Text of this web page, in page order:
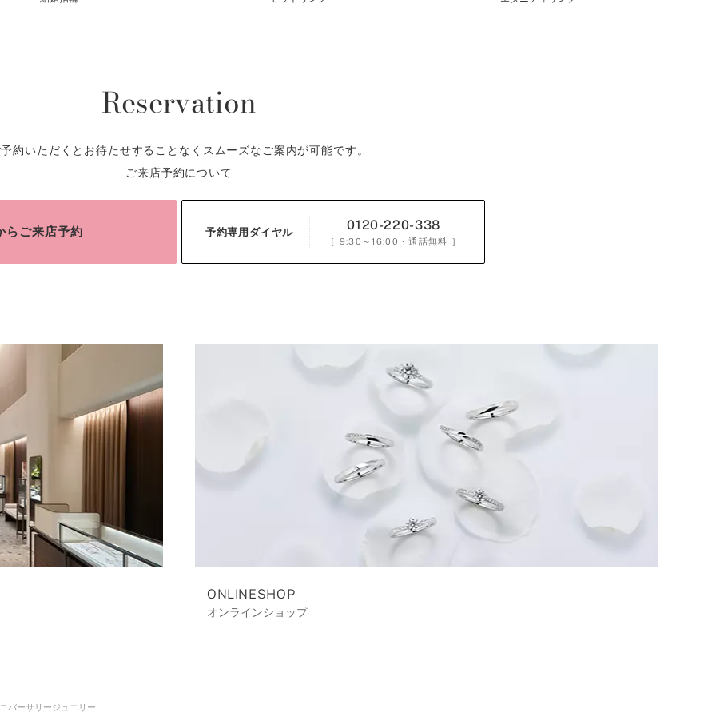
Reservation
約いただくとお待たせすることなくスムーズなご案内が可能です。
ご来店予約について
らご来店予約 予約専用ダイヤル 0120-220-338
［ 9:30～16:00 ・通話無料 ］
ONLINESHOP
オンラインショップ
バーサリージュエリー